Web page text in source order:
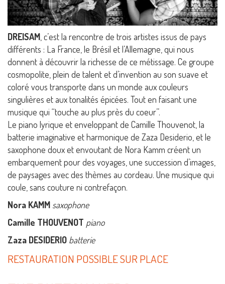
DREISAM , c’est la rencontre de trois artistes issus de pays
différents : La France, le Brésil et l’Allemagne, qui nous
donnent à découvrir la richesse de ce métissage. Ce groupe
cosmopolite, plein de talent et d’invention au son suave et
coloré vous transporte dans un monde aux couleurs
singulières et aux tonalités épicées. Tout en faisant une
musique qui ‘‘touche au plus près du coeur’’.
Le piano lyrique et enveloppant de Camille Thouvenot, la
batterie imaginative et harmonique de Zaza Desiderio, et le
saxophone doux et envoutant de Nora Kamm créent un
embarquement pour des voyages, une succession d’images,
de paysages avec des thèmes au cordeau. Une musique qui
coule, sans couture ni contrefaçon.
Nora KAMM saxophone
Camille THOUVENOT piano
Zaza DESIDERIO batterie
RESTAURATION POSSIBLE SUR PLACE